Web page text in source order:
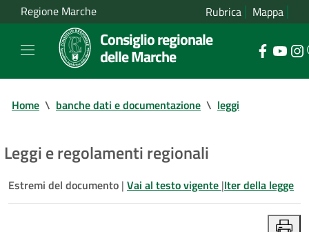
Regione Marche Rubrica Mappa
Consiglio regionale
delle Marche
Home \ banche dati e documentazione \ leggi
Leggi e regolamenti regionali
Estremi del documento | Vai al testo vigente |Iter della legge